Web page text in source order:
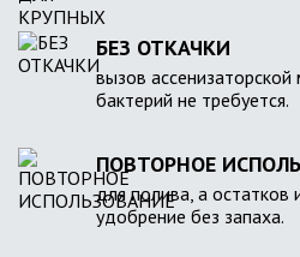
БЕЗ ОТКАЧКИ
вызов
бактерий не требуется.
ПОВТОРНОЕ
для полива, а остатков
удобрение без запаха.